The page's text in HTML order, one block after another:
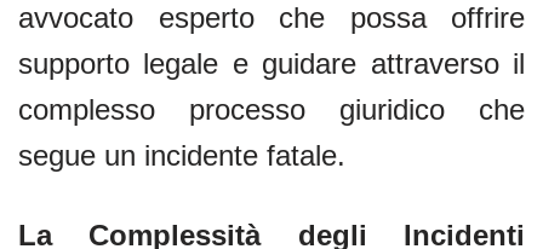
avvocato esperto che possa offrire
supporto legale e guidare attraverso il
complesso processo giuridico che
segue un incidente fatale.
La Complessità degli Incidenti